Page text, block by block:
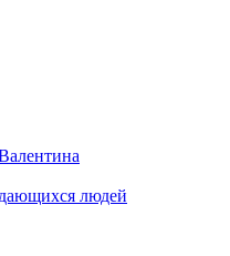
людей